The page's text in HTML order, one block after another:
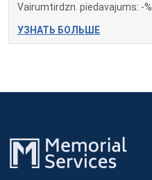
Vairumtirdzn. piedavajums: -%
УЗНАТЬ БОЛЬШЕ